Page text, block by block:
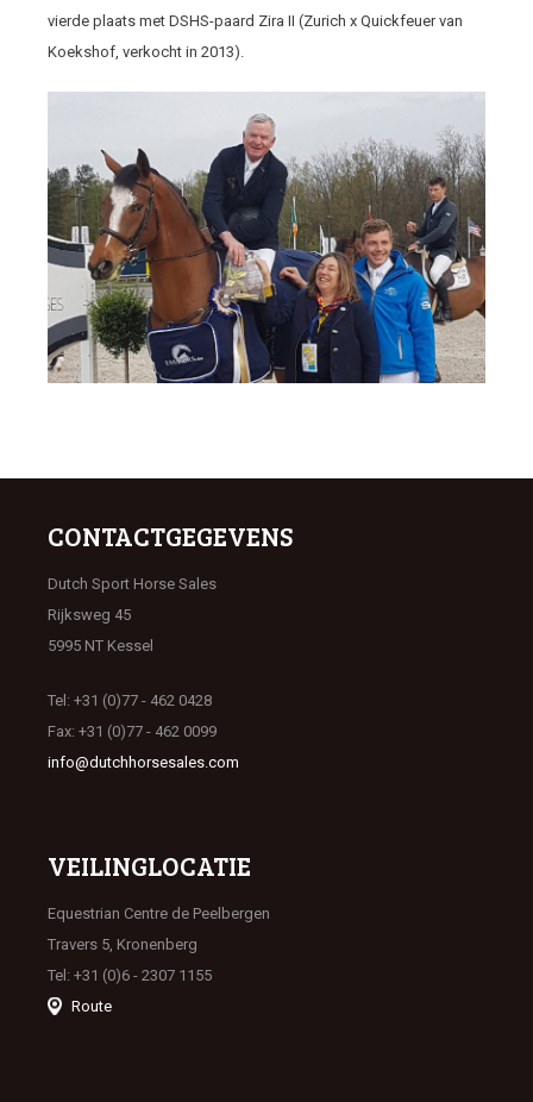
vierde plaats met DSHS-paard Zira II (Zurich x Quickfeuer van
Koekshof, verkocht in 2013).
CONTACTGEGEVENS
Dutch Sport Horse Sales
Rijksweg 45
5995 NT Kessel
Tel: +31 (0)77 - 462 0428
Fax: +31 (0)77 - 462 0099
info@dutchhorsesales.com
VEILINGLOCATIE
Equestrian Centre de Peelbergen
Travers 5, Kronenberg
Tel: +31 (0)6 - 2307 1155
Route